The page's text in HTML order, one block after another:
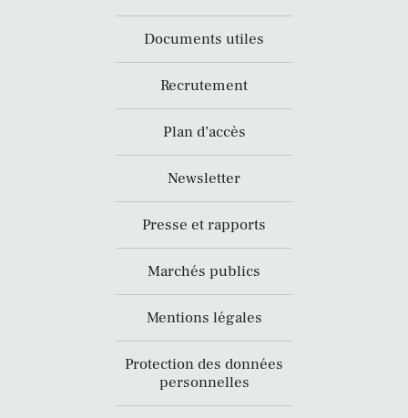
Documents utiles
Recrutement
Plan d’accès
Newsletter
Presse et rapports
Marchés publics
Mentions légales
Protection des données
personnelles